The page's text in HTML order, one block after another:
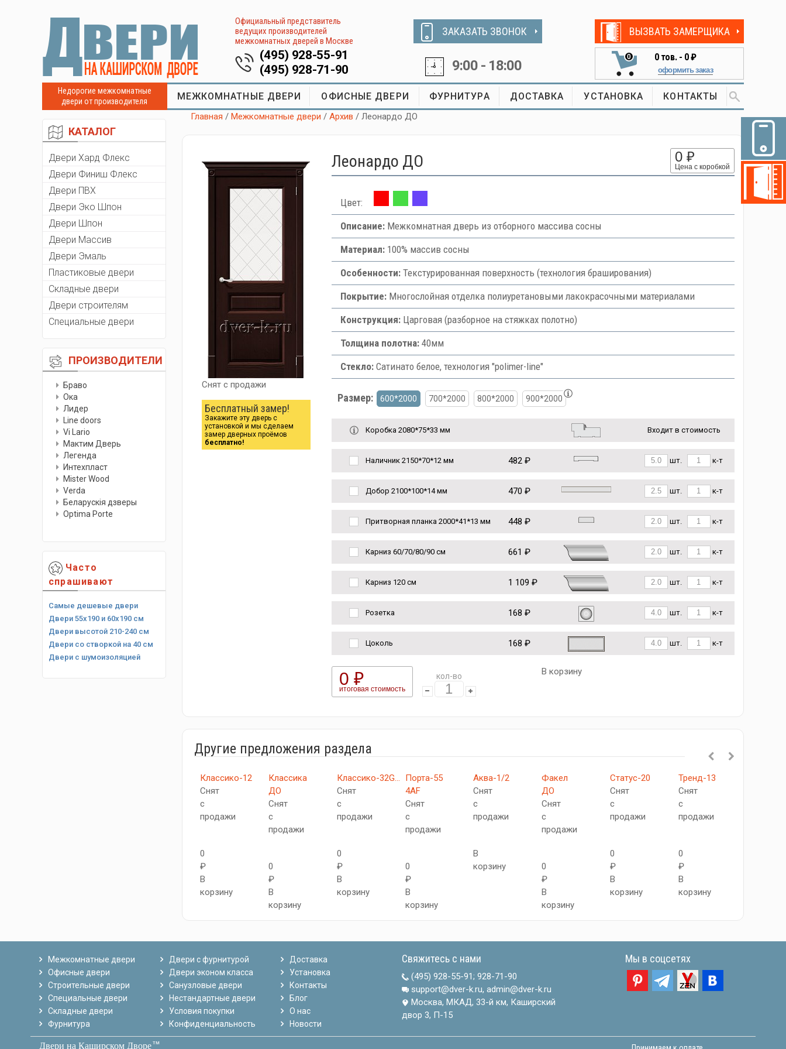
Официальный представитель
ведущих производителей
межкомнатных дверей в Москве
(495) 928-55-91
(495) 928-71-90
ЗАКАЗАТЬ ЗВОНОК
9:00 - 18:00
ВЫЗВАТЬ ЗАМЕРЩИКА
0 0тов. - 0 ₽
оформить заказ
Недорогие межкомнатные
двери от производителя
МЕЖКОМНАТНЫЕ ДВЕРИ ОФИСНЫЕ ДВЕРИ ФУРНИТУРА ДОСТАВКА УСТАНОВКА КОНТАКТЫ
КАТАЛОГ
Двери Хард Флекс
Двери Финиш Флекс
Двери ПВХ
Двери Эко Шпон
Двери Шпон
Двери Массив
Двери Эмаль
Пластиковые двери
Складные двери
Двери строителям
Специальные двери
ПРОИЗВОДИТЕЛИ
Браво
Ока
Лидер
Line doors
Vi Lario
Мактим Дверь
Легенда
Интехпласт
Мister Wood
Verda
Беларускiя дзверы
Optima Porte
Часто
спрашивают
Самые дешевые двери
Двери 55х190 и 60х190 см
Двери высотой 210-240 см
Двери со створкой на 40 см
Двери с шумоизоляцией
Главная /Межкомнатные двери /Архив / Леонардо ДО
Снят с продажи
Бесплатный замер!
Закажите эту дверь с
установкой и мы сделаем
замер дверных проёмов
бесплатно!
Леонардо ДО 0 ₽
Цена с коробкой
Цвет:
Описание:Межкомнатная дверь из отборного массива сосны
Материал:100% массив сосны
Особенности:Текстурированная поверхность (технология браширования)
Покрытие:Многослойная отделка полиуретановыми лакокрасочными материалами
Конструкция:Царговая (разборное на стяжках полотно)
Толщина полотна:40мм
Стекло:Сатинато белое, технология "polimer-line"
Размер: 600*2000 700*2000 800*2000 900*2000
Коробка 2080*75*33 мм Входит в стоимость
Наличник 2150*70*12 мм 482 ₽ шт. к-т
Добор 2100*100*14 мм 470 ₽ шт. к-т
Притворная планка 2000*41*13 мм 448 ₽ шт. к-т
Карниз 60/70/80/90 см 661 ₽ шт. к-т
Карниз 120 см 1 109 ₽ шт. к-т
Розетка 168 ₽ шт. к-т
Цоколь 168 ₽ шт. к-т
0 ₽
итоговая стоимость
кол-во В корзину
Другие предложения раздела
Классико-12
Снят
с
продажи
0
₽
В
корзину
Классика
ДО
Снят
с
продажи
0
₽
В
корзину
Классико-32G...
Снят
с
продажи
0
₽
В
корзину
Порта-55
4AF
Снят
с
продажи
0
₽
В
корзину
Аква-1/2
Снят
с
продажи
В
корзину
Факел
ДО
Снят
с
продажи
0
₽
В
корзину
Статус-20
Снят
с
продажи
0
₽
В
корзину
Тренд-13
Снят
с
продажи
0
₽
В
корзину
Межкомнатные двери
Офисные двери
Строительные двери
Специальные двери
Складные двери
Фурнитура
Двери с фурнитурой
Двери эконом класса
Санузловые двери
Нестандартные двери
Условия покупки
Конфиденциальность
Доставка
Установка
Контакты
Блог
О нас
Новости
Свяжитесь с нами
(495) 928-55-91; 928-71-90
support@dver-k.ru, admin@dver-k.ru
Москва, МКАД, 33-й км, Каширский
двор 3, П-15
Мы в соцсетях
Двери на Каширском Дворетм